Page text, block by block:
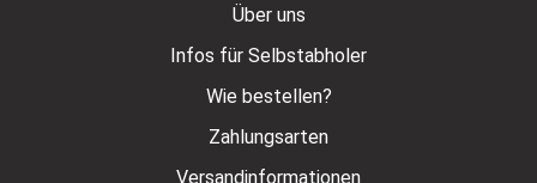
Über uns
Infos für Selbstabholer
Wie bestellen?
Zahlungsarten
Versandinformationen